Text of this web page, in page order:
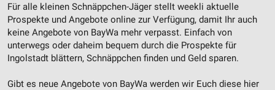
Für alle kleinen Schnäppchen-Jäger stellt weekli aktuelle
Prospekte und Angebote online zur Verfügung, damit Ihr auch
keine Angebote von BayWa mehr verpasst. Einfach von
unterwegs oder daheim bequem durch die Prospekte für
Ingolstadt blättern, Schnäppchen finden und Geld sparen.
Gibt es neue Angebote von BayWa werden wir Euch diese hier